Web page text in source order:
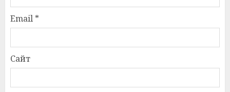
Email *
Сайт